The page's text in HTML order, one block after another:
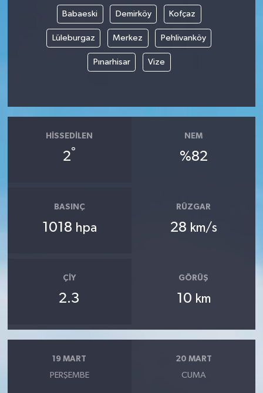
Babaeski Demirköy Kofçaz
Lüleburgaz Merkez Pehlivanköy
Pınarhisar Vize
HISSEDILEN
2°
NEM
%82
BASINÇ
1018 hpa
RÜZGAR
28 km/s
ÇIY
2.3
GÖRÜŞ
10 km
19 MART
PERŞEMBE
20 MART
CUMA